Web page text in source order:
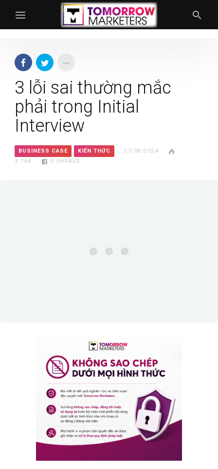
3 lỗi sai thường mắc
phải trong Initial
Interview
BUSINESS CASE KIẾN THỨC
27/08/2024
3.764
0 SHARES